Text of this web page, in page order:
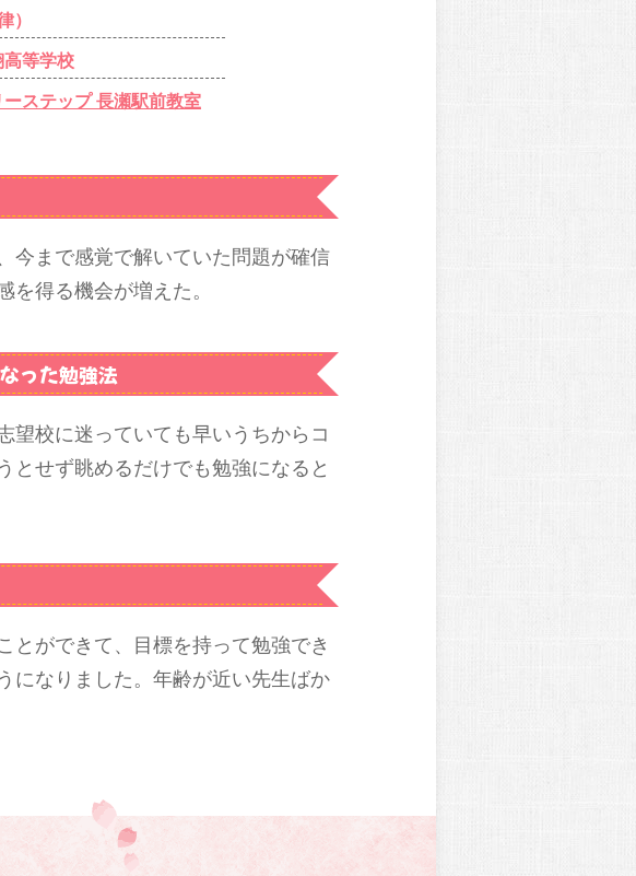
）
高等学校
ステップ 長瀬駅前教室
今まで感覚で解いていた問題が確信
得る機会が増えた。
った勉強法
望校に迷っていても早いうちからコ
とせず眺めるだけでも勉強になると
とができて、目標を持って勉強でき
になりました。年齢が近い先生ばか